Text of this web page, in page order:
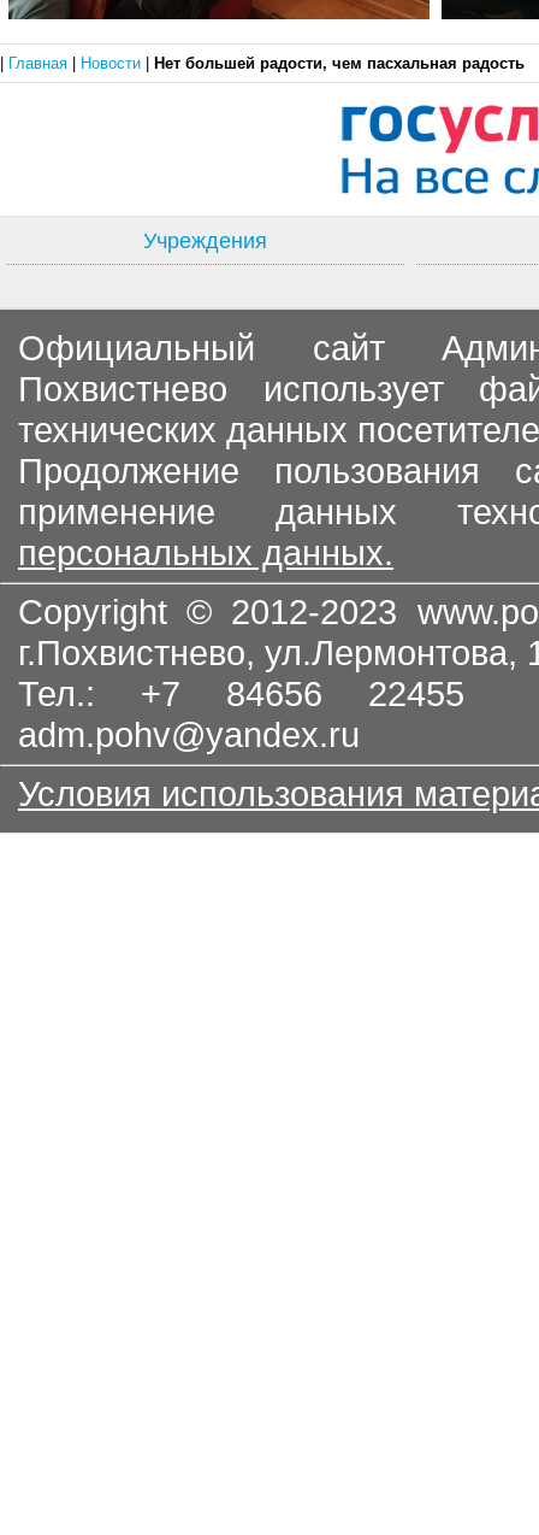
Главная Новости Нет большей радости, чем пасхальная радость
Учреждения
Официальный сайт
Похвистнево использует
технических данных
Продолжение пользования
применение данных
персональных данных.
Copyright © 2012-2023
г.Похвистнево, ул.Лермонтова,
Тел.: +7 84656
adm.pohv@yandex.ru
Условия использования